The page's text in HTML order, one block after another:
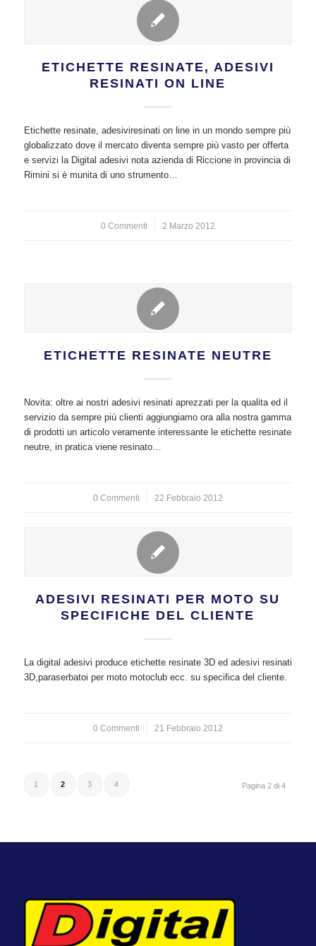
ETICHETTE RESINATE, ADESIVI
RESINATI ON LINE
Etichette resinate, adesiviresinati on line in un mondo sempre più
globalizzato dove il mercato diventa sempre più vasto per offerta
e servizi la Digital adesivi nota azienda di Riccione in provincia di
Rimini si è munita di uno strumento…
0 Commenti
/ 2 Marzo 2012
ETICHETTE RESINATE NEUTRE
Novita: oltre ai nostri adesivi resinati aprezzati per la qualita ed il
servizio da sempre più clienti aggiungiamo ora alla nostra gamma
di prodotti un articolo veramente interessante le etichette resinate
neutre, in pratica viene resinato…
0 Commenti
/ 22 Febbraio 2012
ADESIVI RESINATI PER MOTO SU
SPECIFICHE DEL CLIENTE
La digital adesivi produce etichette resinate 3D ed adesivi resinati
3D,paraserbatoi per moto motoclub ecc. su specifica del cliente.
0 Commenti
/ 21 Febbraio 2012
Pagina 2 di 4
1 2 3 4